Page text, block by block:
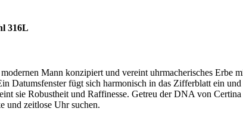
316L
Mann konzipiert und vereint uhrmacherisches Erbe
Datumsfenster fügt sich harmonisch in das Zifferblatt ein
sie Robustheit und Raffinesse. Getreu der DNA von
und zeitlose Uhr suchen.